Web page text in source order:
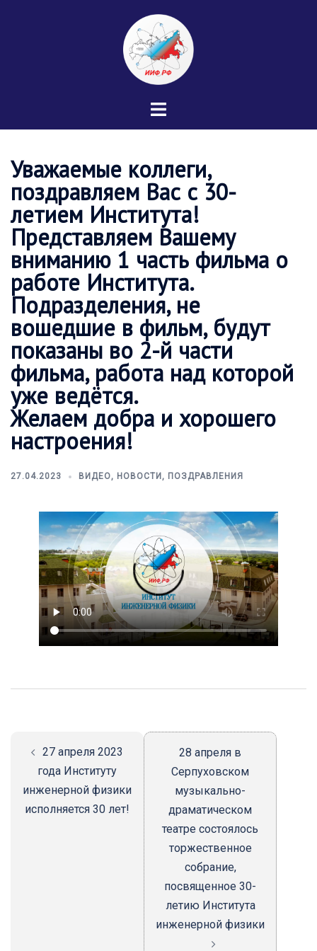
Переключатель
Уважаемые коллеги,
поздравляем Вас с 30-
летием Института!
Представляем Вашему
вниманию 1 часть фильма о
работе Института.
Подразделения, не
вошедшие в фильм, будут
показаны во 2-й части
фильма, работа над которой
уже ведётся.
Желаем добра и хорошего
настроения!
27.04.2023 ВИДЕО, НОВОСТИ , ПОЗДРАВЛЕНИЯ
Навигация
27 апреля 2023
года Институту
инженерной физики
исполняется 30 лет!
28 апреля в
Серпуховском
музыкально-
драматическом
театре состоялось
торжественное
собрание,
посвященное 30-
летию Института
инженерной физики